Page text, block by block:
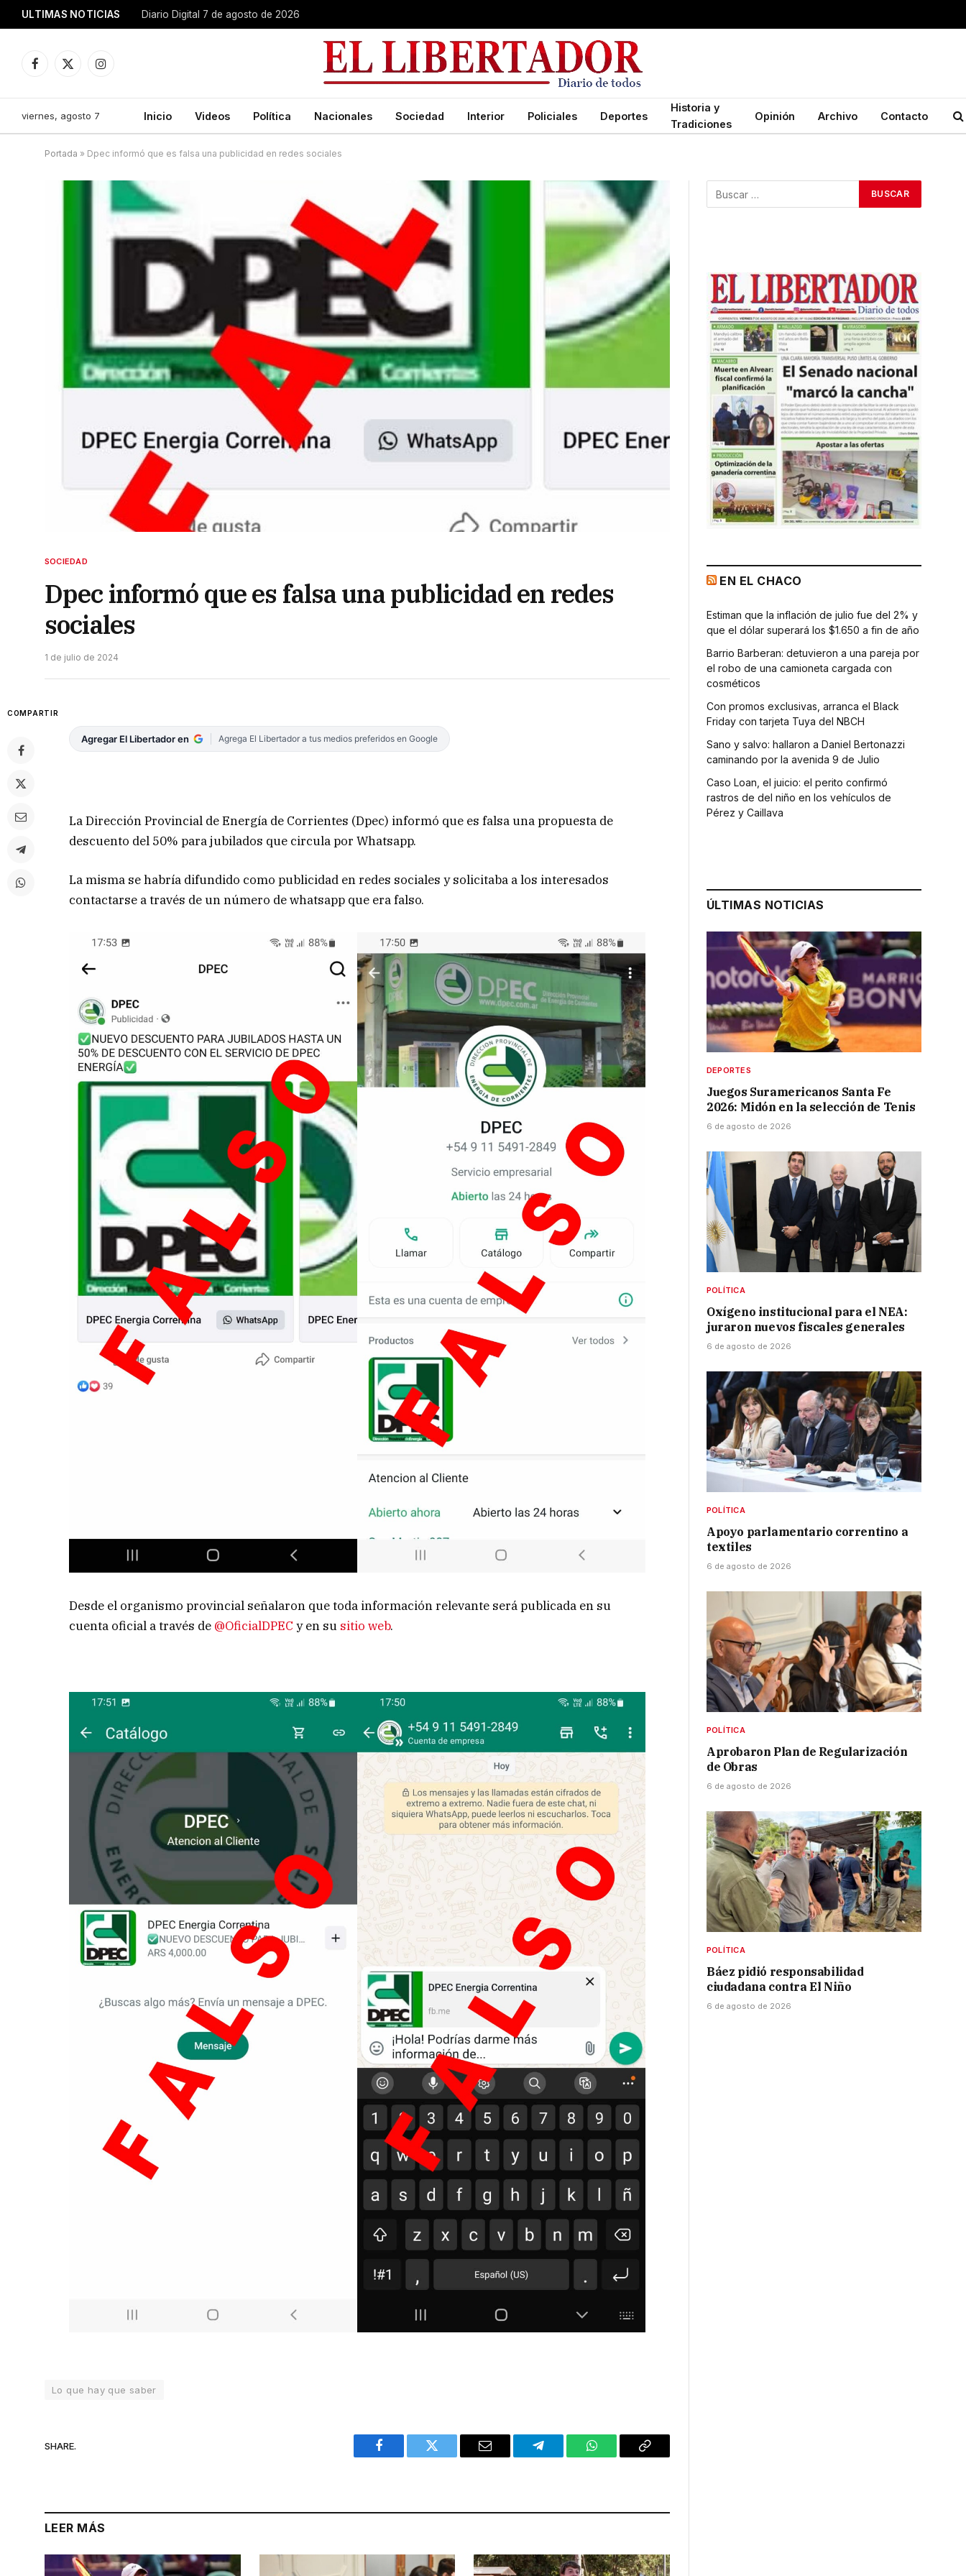
ULTIMAS NOTICIAS Diario Digital 7 de agosto de 2026
Facebook
X
Instagram
viernes, agosto 7 Inicio Videos Política Nacionales Sociedad Interior Policiales Deportes
Historia y
Tradiciones
Opinión Archivo Contacto
Portada » Dpec informó que es falsa una publicidad en redes sociales
SOCIEDAD
Dpec informó que es falsa una publicidad en redes
sociales
1 de julio de 2024
COMPARTIR
Agregar El Libertador en Agrega El Libertador a tus medios preferidos en Google
La Dirección Provincial de Energía de Corrientes (Dpec) informó que es falsa una propuesta de
descuento del 50% para jubilados que circula por Whatsapp.
La misma se habría difundido como publicidad en redes sociales y solicitaba a los interesados
contactarse a través de un número de whatsapp que era falso.
Desde el organismo provincial señalaron que toda información relevante será publicada en su
cuenta oficial a través de @OficialDPEC y en su sitio web.
Lo que hay que saber
SHARE.
Facebook Twitter Email Telegram WhatsAppCopy
LEER MÁS
EN EL CHACO
Estiman que la inflación de julio fue del 2% y
que el dólar superará los $1.650 a fin de año
Barrio Barberan: detuvieron a una pareja por
el robo de una camioneta cargada con
cosméticos
Con promos exclusivas, arranca el Black
Friday con tarjeta Tuya del NBCH
Sano y salvo: hallaron a Daniel Bertonazzi
caminando por la avenida 9 de Julio
Caso Loan, el juicio: el perito confirmó
rastros de del niño en los vehículos de
Pérez y Caillava
ÚLTIMAS NOTICIAS
DEPORTES
Juegos Suramericanos Santa Fe
2026: Midón en la selección de Tenis
6 de agosto de 2026
POLÍTICA
Oxígeno institucional para el NEA:
juraron nuevos fiscales generales
6 de agosto de 2026
POLÍTICA
Apoyo parlamentario correntino a
textiles
6 de agosto de 2026
POLÍTICA
Aprobaron Plan de Regularización
de Obras
6 de agosto de 2026
POLÍTICA
Báez pidió responsabilidad
ciudadana contra El Niño
6 de agosto de 2026